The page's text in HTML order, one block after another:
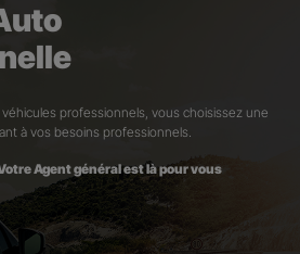
véhicules professionnels, vous choisissez une
à vos besoins professionnels.
Agent général est là pour vous